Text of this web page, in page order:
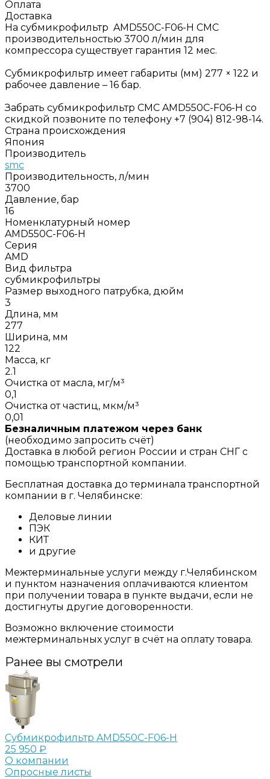
Оплата
Доставка
На субмикрофильтр AMD550C-F06-H СМС
производительностью 3700 л/мин для
компрессора существует гарантия 12 мес.
Субмикрофильтр имеет габариты (мм) 277 × 122 и
рабочее давление – 16 бар.
Забрать субмикрофильтр СМС AMD550C-F06-H со
скидкой позвоните по телефону +7 (904) 812-98-14.
Страна происхождения
Япония
Производитель
smc
Производительность, л/мин
3700
Давление, бар
16
Номенклатурный номер
AMD550C-F06-H
Серия
AMD
Вид фильтра
субмикрофильтры
Размер выходного патрубка, дюйм
3
Длина, мм
277
Ширина, мм
122
Масса, кг
2.1
Очистка от масла, мг/м³
0,1
Очистка от частиц, мкм/м³
0,01
Безналичным платежом через банк
(необходимо запросить счёт)
Доставка в любой регион России и стран СНГ с
помощью транспортной компании.
Бесплатная доставка до терминала транспортной
компании в г. Челябинске:
Деловые линии
ПЭК
КИТ
и другие
Межтерминальные услуги между г.Челябинском
и пунктом назначения оплачиваются клиентом
при получении товара в пункте выдачи, если не
достигнуты другие договоренности.
Возможно включение стоимости
межтерминальных услуг в счёт на оплату товара.
Ранее вы смотрели
Субмикрофильтр AMD550C-F06-H
25 950 ₽
О компании
Опросные листы